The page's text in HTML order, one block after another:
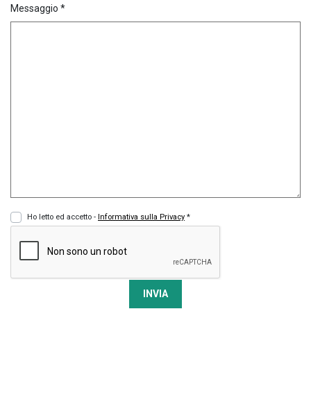
Messaggio *
Ho letto ed accetto - Informativa sulla Privacy *
INVIA